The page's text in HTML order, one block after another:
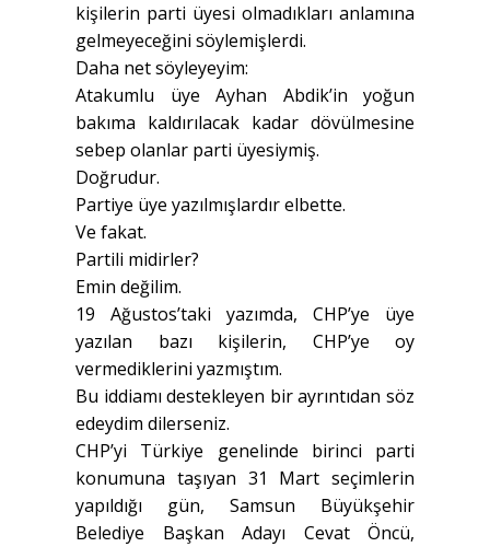
kişilerin parti üyesi olmadıkları anlamına
gelmeyeceğini söylemişlerdi.
Daha net söyleyeyim:
Atakumlu üye Ayhan Abdik’in yoğun
bakıma kaldırılacak kadar dövülmesine
sebep olanlar parti üyesiymiş.
Doğrudur.
Partiye üye yazılmışlardır elbette.
Ve fakat.
Partili midirler?
Emin değilim.
19 Ağustos’taki yazımda, CHP’ye üye
yazılan bazı kişilerin, CHP’ye oy
vermediklerini yazmıştım.
Bu iddiamı destekleyen bir ayrıntıdan söz
edeydim dilerseniz.
CHP’yi Türkiye genelinde birinci parti
konumuna taşıyan 31 Mart seçimlerin
yapıldığı gün, Samsun Büyükşehir
Belediye Başkan Adayı Cevat Öncü,